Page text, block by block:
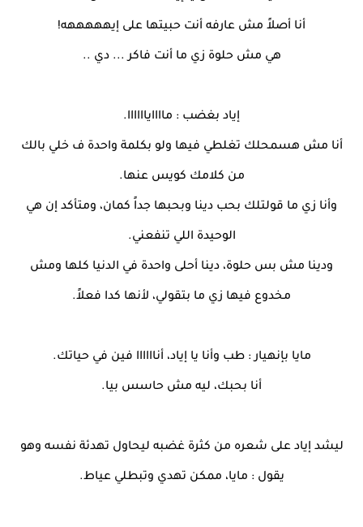
أنا أصلاً مش عارفه أنت حبيتها على إيهههههه!
هي مش حلوة زي ما أنت فاكر ... دي ..
إياد بغضب : مااااياااااا.
أنا مش هسمحلك تغلطي فيها ولو بكلمة واحدة ف خلي بالك
من كلامك كويس عنها.
وأنا زي ما قولتلك بحب دينا وبحبها جداً كمان، ومتأكد إن هي
الوحيدة اللي تنفعني.
ودينا مش بس حلوة، دينا أحلى واحدة في الدنيا كلها ومش
مخدوع فيها زي ما بتقولي، لأنها كدا فعلاً.
مايا بإنهيار : طب وأنا يا إياد، أناااااا فين في حياتك.
أنا بحبك، ليه مش حاسس بيا.
ليشد إياد على شعره من كثرة غضبه ليحاول تهدئة نفسه وهو
يقول : مايا، ممكن تهدي وتبطلي عياط.